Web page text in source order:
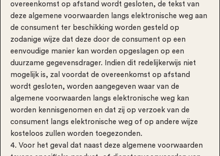
overeenkomst op afstand wordt gesloten, de tekst van
deze algemene voorwaarden langs elektronische weg aan
de consument ter beschikking worden gesteld op
zodanige wijze dat deze door de consument op een
eenvoudige manier kan worden opgeslagen op een
duurzame gegevensdrager. Indien dit redelijkerwijs niet
mogelijk is, zal voordat de overeenkomst op afstand
wordt gesloten, worden aangegeven waar van de
algemene voorwaarden langs elektronische weg kan
worden kennisgenomen en dat zij op verzoek van de
consument langs elektronische weg of op andere wijze
kosteloos zullen worden toegezonden.
4. Voor het geval dat naast deze algemene voorwaarden